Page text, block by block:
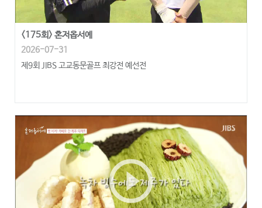
<175회> 혼저옵서예
2026-07-31
제9회 JIBS 고교동문골프 최강전 예선전
play_circle_outline